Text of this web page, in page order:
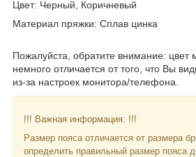
Цвет: Черный, Коричневый
Материал пряжки: Сплав цинка
Пожалуйста, обратите внимание: цвет
немного отличается от того, что Вы
из-за настроек монитора/телефона.
!!! Важная информация: !!!
Размер пояса отличается от размера
определить правильный размер пояса